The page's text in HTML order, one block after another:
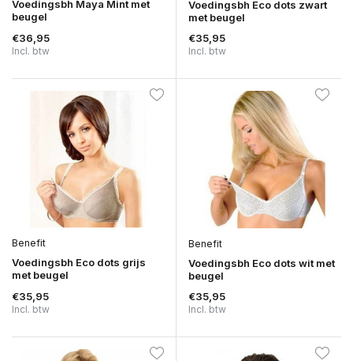
Voedingsbh Maya Mint met
beugel
€36,95
Incl. btw
Voedingsbh Eco dots zwart
met beugel
€35,95
Incl. btw
Benefit
Voedingsbh Eco dots grijs
met beugel
€35,95
Incl. btw
Benefit
Voedingsbh Eco dots wit met
beugel
€35,95
Incl. btw